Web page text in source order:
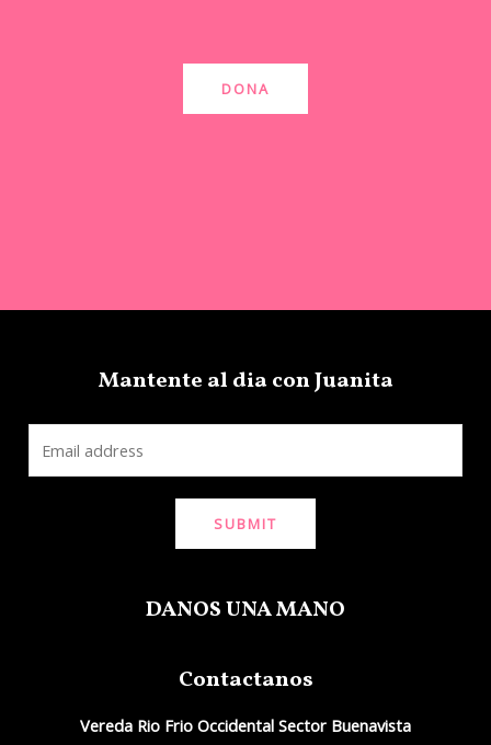
DONA
Mantente al dia con Juanita
SUBMIT
DANOS UNA MANO
Contactanos
Vereda Rio Frio Occidental Sector Buenavista